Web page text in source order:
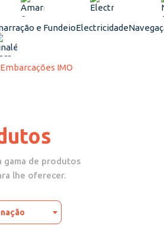
e FundeioElectricidade
IMO
gama de produtos
lhe oferecer.